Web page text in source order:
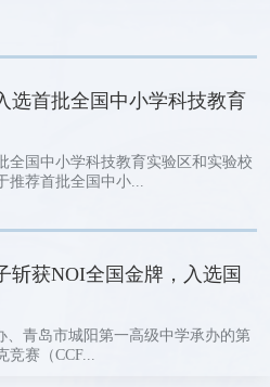
选首批全国中小学科技教育
全国中小学科技教育实验区和实验校
推荐首批全国中小...
斩获NOI全国金牌，入选国
、青岛市城阳第一高级中学承办的第
竞赛（CCF...